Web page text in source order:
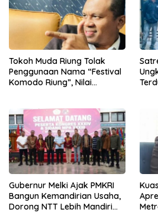
Tokoh Muda Riung Tolak
Penggunaan Nama “Festival
Komodo Riung”, Nilai
Gubernur Melki Ajak PMKRI
Bangun Kemandirian Usaha,
Dorong NTT Lebih Mandiri